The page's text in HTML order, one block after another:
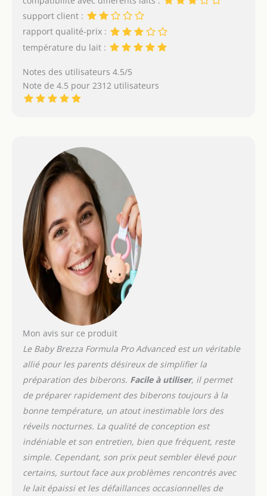
support client :
rapport qualité-prix :
température du lait :
Notes des utilisateurs 4.5/5
Note de 4.5 pour 2312 utilisateurs
Mon avis sur ce produit
Le Baby Brezza Formula Pro Advanced est un véritable
allié pour les parents désireux de simplifier la
préparation des biberons. Facile à utiliser, il permet
de préparer rapidement des biberons toujours à la
bonne température, un atout inestimable lors des
réveils nocturnes. La qualité de conception est
indéniable et son entretien, bien que fréquent, reste
simple. Cependant, son prix peut sembler élevé pour
certains, surtout face aux problèmes rencontrés avec
le lait épaissi et les défaillances occasionnelles de